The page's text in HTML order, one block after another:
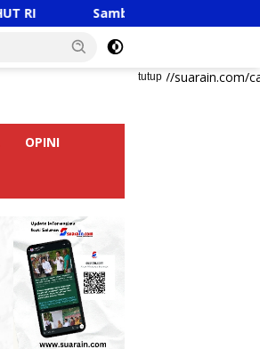
Sambut HUT RI Ke-81, Ricky Anthony
tutup
https://suarain.com/
OPINI